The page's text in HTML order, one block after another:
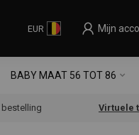
EUR Mijn
BABY MAAT 56 TOT 86
bestelling Virtuele